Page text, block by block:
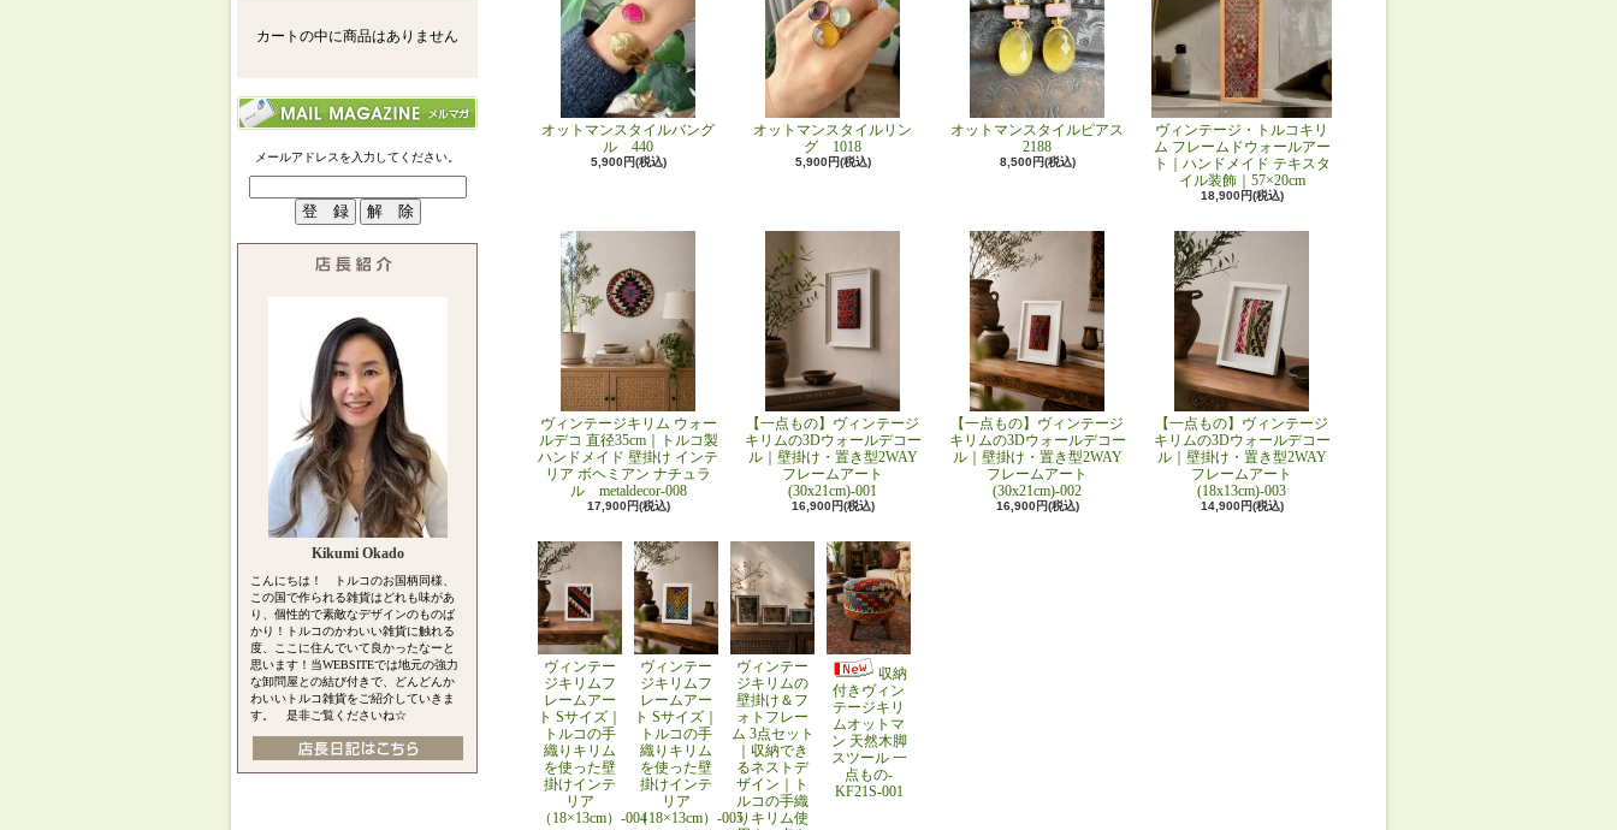
カートの中に商品はありません
メールアドレスを入力してください。
Kikumi Okado
こんにちは！ トルコのお国柄同様、
この国で作られる雑貨はどれも味があ
り、個性的で素敵なデザインのものば
かり！トルコのかわいい雑貨に触れる
度、ここに住んでいて良かったなーと
思います！当WEBSITEでは地元の強力
な卸問屋との結び付きで、どんどんか
わいいトルコ雑貨をご紹介していきま
す。 是非ご覧くださいね☆
オットマンスタイルバング
ル 440
5,900円(税込)
オットマンスタイルリン
グ 1018
5,900円(税込)
オットマンスタイルピアス
2188
8,500円(税込)
ヴィンテージ・トルコキリ
ム フレームドウォールアー
ト｜ハンドメイド テキスタ
イル装飾｜57×20cm
18,900円(税込)
ヴィンテージキリム ウォー
ルデコ 直径35cm｜トルコ製
ハンドメイド 壁掛け インテ
リア ボヘミアン ナチュラ
ル metaldecor-008
17,900円(税込)
【一点もの】ヴィンテージ
キリムの3Dウォールデコー
ル｜壁掛け・置き型2WAY
フレームアート
(30x21cm)-001
16,900円(税込)
【一点もの】ヴィンテージ
キリムの3Dウォールデコー
ル｜壁掛け・置き型2WAY
フレームアート
(30x21cm)-002
16,900円(税込)
【一点もの】ヴィンテージ
キリムの3Dウォールデコー
ル｜壁掛け・置き型2WAY
フレームアート
(18x13cm)-003
14,900円(税込)
ヴィンテー
ジキリムフ
レームアー
ト Sサイズ｜
トルコの手
織りキリム
を使った壁
掛けインテ
リア
（18×13cm）-004
ヴィンテー
ジキリムフ
レームアー
ト Sサイズ｜
トルコの手
織りキリム
を使った壁
掛けインテ
リア
（18×13cm）-005
ヴィンテー
ジキリムの
壁掛け＆フ
ォトフレー
ム 3点セット
｜収納でき
るネストデ
ザイン｜ト
ルコの手織
りキリム使
収納
付きヴィン
テージキリ
ムオットマ
ン 天然木脚
スツール 一
点もの-
KF21S-001